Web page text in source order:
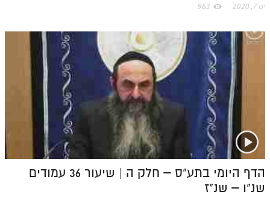
ינו 7, 2020 963
הדף היומי בתע"ס – חלק ה | שיעור 36 עמודים
שנ"ו – שנ"ז